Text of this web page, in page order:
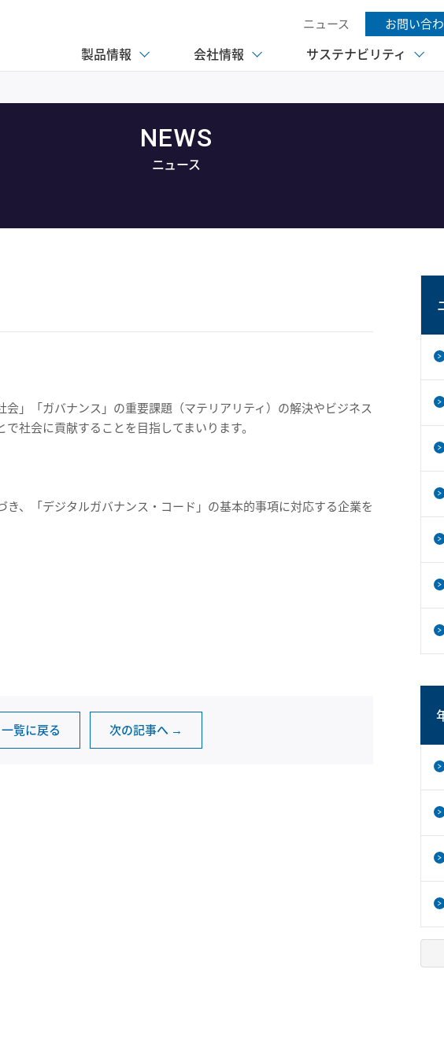
ニュース お問い合
製品情報 会社情報 サステナビリティ
NEWS
ニュース
」「ガバナンス」の重要課題（マテリアリティ）の解決やビジネス
社会に貢献することを目指してまいります。
、「デジタルガバナンス・コード」の基本的事項に対応する企業を
一覧に戻る 次の記事へ →